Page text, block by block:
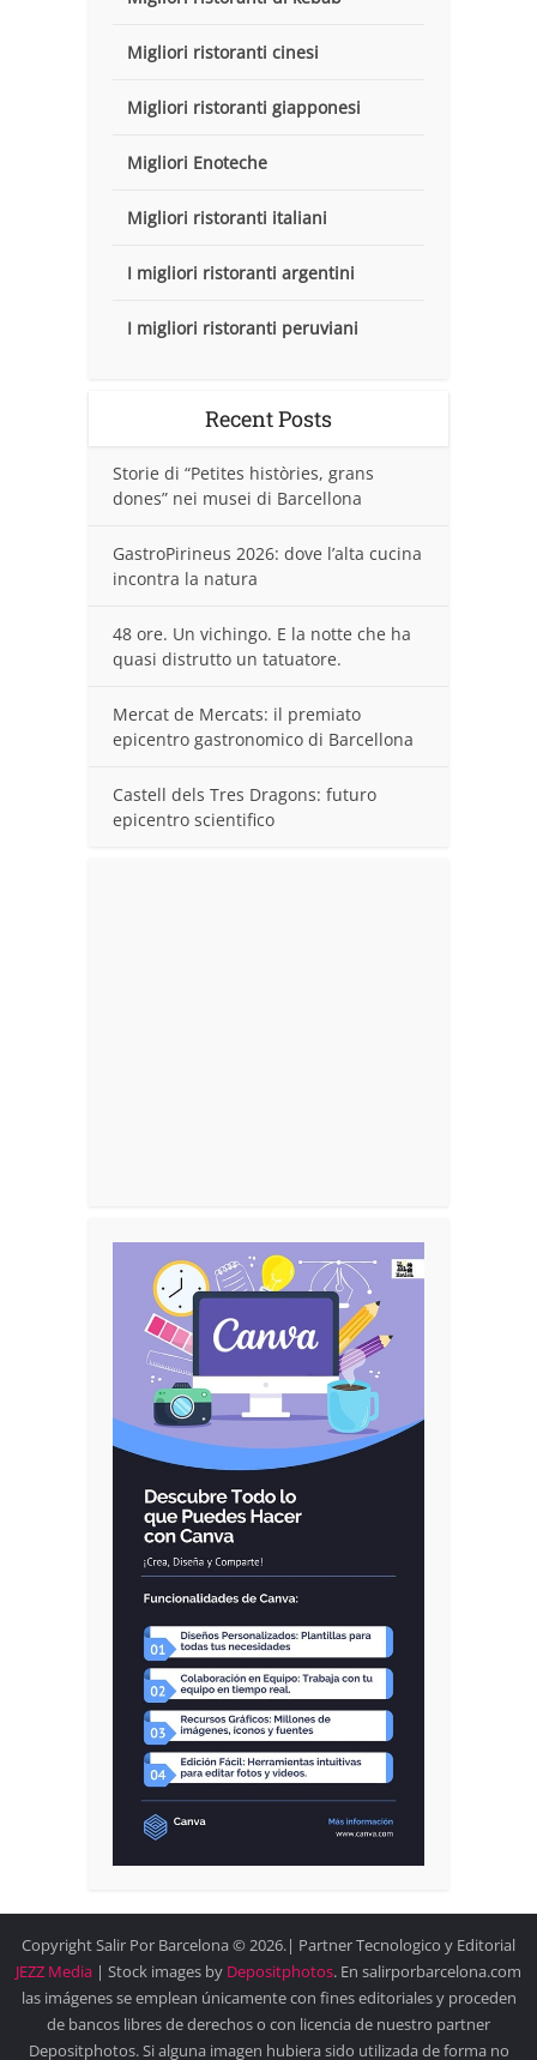
Migliori ristoranti cinesi
Migliori ristoranti giapponesi
Migliori Enoteche
Migliori ristoranti italiani
I migliori ristoranti argentini
I migliori ristoranti peruviani
Recent Posts
Storie di “Petites històries, grans
dones” nei musei di Barcellona
GastroPirineus 2026: dove l’alta cucina
incontra la natura
48 ore. Un vichingo. E la notte che ha
quasi distrutto un tatuatore.
Mercat de Mercats: il premiato
epicentro gastronomico di Barcellona
Castell dels Tres Dragons: futuro
epicentro scientifico
Copyright Salir Por Barcelona © 2026.| Partner Tecnologico y Editorial
JEZZ Media | Stock images by Depositphotos. En salirporbarcelona.com
las imágenes se emplean únicamente con fines editoriales y proceden
de bancos libres de derechos o con licencia de nuestro partner
Depositphotos. Si alguna imagen hubiera sido utilizada de forma no